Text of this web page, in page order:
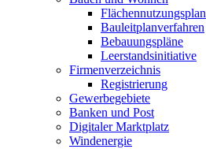
Flächennutzungsplan
Bauleitplanverfahren
Bebauungspläne
Leerstandsinitiative
Firmenverzeichnis
Registrierung
Gewerbegebiete
Banken und Post
Digitaler Marktplatz
Windenergie